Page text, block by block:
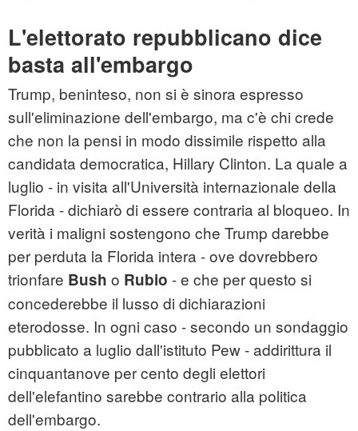
L'elettorato repubblicano dice
basta all'embargo
Trump, beninteso, non si è sinora espresso
sull'eliminazione dell'embargo, ma c'è chi crede
che non la pensi in modo dissimile rispetto alla
candidata democratica, Hillary Clinton. La quale a
luglio - in visita all'Università internazionale della
Florida - dichiarò di essere contraria al bloqueo. In
verità i maligni sostengono che Trump darebbe
per perduta la Florida intera - ove dovrebbero
trionfare Bush o Rubio - e che per questo si
concederebbe il lusso di dichiarazioni
eterodosse. In ogni caso - secondo un sondaggio
pubblicato a luglio dall'istituto Pew - addirittura il
cinquantanove per cento degli elettori
dell'elefantino sarebbe contrario alla politica
dell'embargo.